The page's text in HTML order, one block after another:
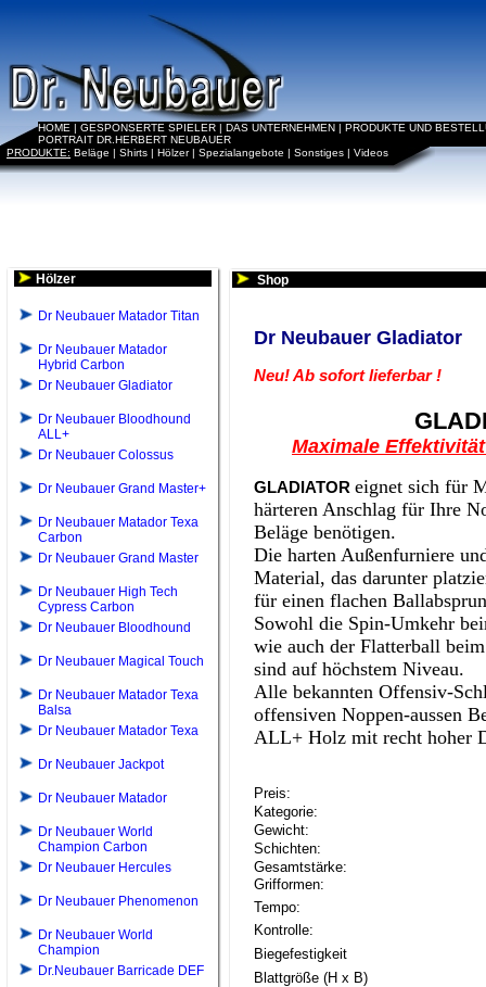
HOME | GESPONSERTE SPIELER | DAS UNTERNEHMEN | PRODUKTE UND
PORTRAIT DR.HERBERT NEUBAUER
PRODUKTE: Beläge | Shirts | Hölzer| Spezialangebote | Sonstiges | Videos
Hölzer
Dr Neubauer Matador Titan
Dr Neubauer Matador
Hybrid Carbon
Dr Neubauer Gladiator
Dr Neubauer Bloodhound
ALL+
Dr Neubauer Colossus
Dr Neubauer Grand Master+
Dr Neubauer Matador Texa
Carbon
Dr Neubauer Grand Master
Dr Neubauer High Tech
Cypress Carbon
Dr Neubauer Bloodhound
Dr Neubauer Magical Touch
Dr Neubauer Matador Texa
Balsa
Dr Neubauer Matador Texa
Dr Neubauer Jackpot
Dr Neubauer Matador
Dr Neubauer World
Champion Carbon
Dr Neubauer Hercules
Dr Neubauer Phenomenon
Dr Neubauer World
Champion
Dr.Neubauer Barricade DEF
Shop
Dr Neubauer Gladiator
Neu! Ab sofort lieferbar !
Maximale
GLADIATOR eignet sich für
härteren Anschlag für Ihre
Beläge benötigen.
Die harten Außenfurniere
Material, das darunter
für einen flachen
Sowohl die Spin-Umkehr
wie auch der Flatterball
sind auf höchstem Niveau.
Alle bekannten Offensiv-
offensiven Noppen-aussen
ALL+ Holz mit recht hoher
Preis:
Kategorie:
Gewicht:
Schichten:
Gesamtstärke:
Grifformen:
Tempo:
Kontrolle:
Biegefestigkeit
Blattgröße (H x B)